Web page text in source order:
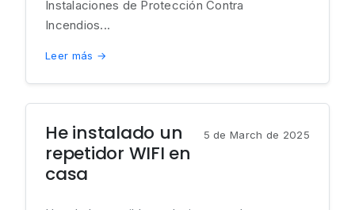
Instalaciones de Protección Contra
Incendios...
Leer más →
He instalado un
repetidor WIFI en
casa
5 de March de 2025